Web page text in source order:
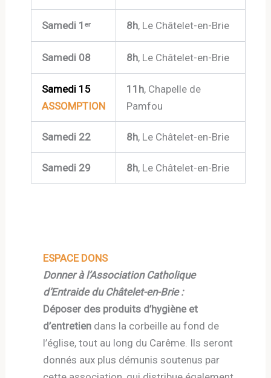
Samedi 1ᵉʳ 8h, Le Châtelet-en-Brie
Samedi 08 8h, Le Châtelet-en-Brie
Samedi 15
ASSOMPTION
11h, Chapelle de
Pamfou
Samedi 22 8h, Le Châtelet-en-Brie
Samedi 29 8h, Le Châtelet-en-Brie
ESPACE DONS
Donner à l’Association Catholique
d’Entraide du Châtelet-en-Brie :
Déposer des produits d’hygiène et
d’entretien dans la corbeille au fond de
l’église, tout au long du Carême. Ils seront
donnés aux plus démunis soutenus par